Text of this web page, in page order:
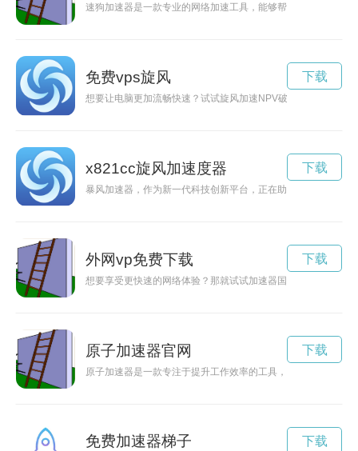
速狗加速器是一款专业的网络加速工具，能够帮助用户提升网
免费vps旋风
想要让电脑更加流畅快速？试试旋风加速NPV破解版下载吧！
下载
x821cc旋风加速度器
暴风加速器，作为新一代科技创新平台，正在助力颠覆性技术
下载
外网vp免费下载
想要享受更快速的网络体验？那就试试加速器国外免费版安卓
下载
原子加速器官网
原子加速器是一款专注于提升工作效率的工具，现在推出了免
下载
免费加速器梯子 下载